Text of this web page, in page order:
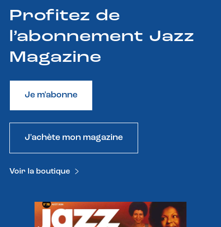
Profitez de
l’abonnement Jazz
Magazine
Je m'abonne
J'achète mon magazine
Voir la boutique